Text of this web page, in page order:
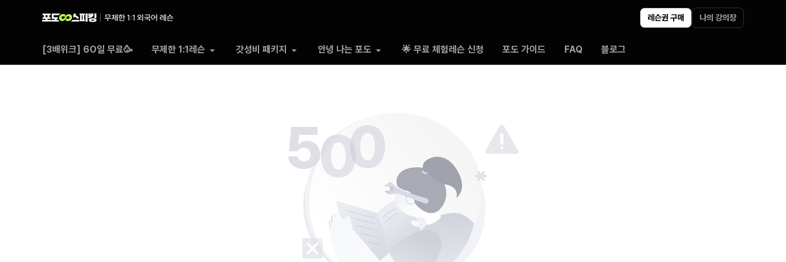
레슨권 구매 나의 강의장
[3배위크] 6O일 무료🥳 무제한 1:1레슨 갓성비 패키지 안녕 나는 포도 🌟 무료 체험레슨 신청 포도 가이드 FAQ 블로그